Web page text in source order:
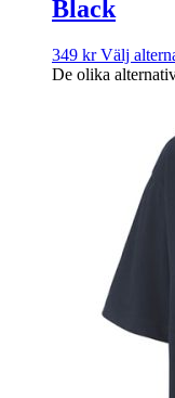
Black
349 kr Välj
De olika